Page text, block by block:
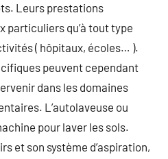
Leurs prestations
particuliers qu’à tout type
( hôpitaux, écoles… ).
peuvent cependant
dans les domaines
L’autolaveuse ou
pour laver les sols.
et son système d’aspiration,